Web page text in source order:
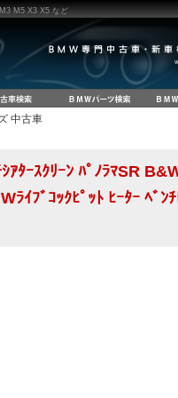
M5 X3 X5 など
中古車
ﾀｰｽｸﾘｰﾝ ﾊﾟﾉﾗﾏSR
ﾗｲﾌﾞｺｯｸﾋﾟｯﾄ ﾋｰﾀｰ ﾍﾞﾝﾁ